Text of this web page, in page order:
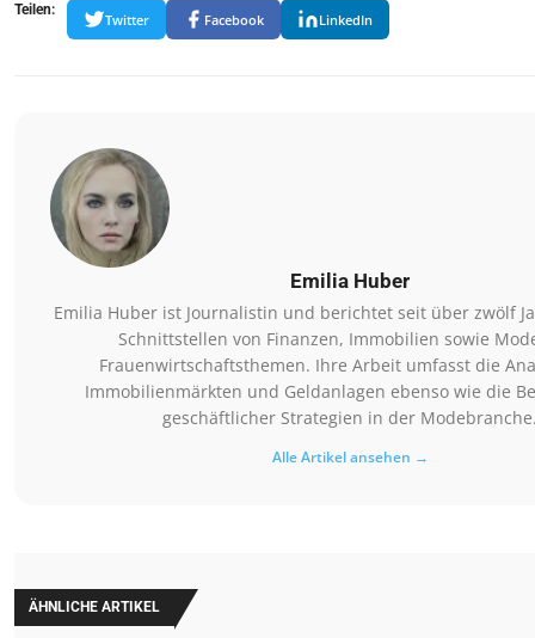
Teilen:
Twitter Facebook LinkedIn
Emilia Huber
Emilia Huber ist Journalistin und berichtet seit über zwölf
Schnittstellen von Finanzen, Immobilien sowie
Frauenwirtschaftsthemen. Ihre Arbeit umfasst die
Immobilienmärkten und Geldanlagen ebenso wie die
geschäftlicher Strategien in der
Alle Artikel ansehen →
ÄHNLICHE ARTIKEL